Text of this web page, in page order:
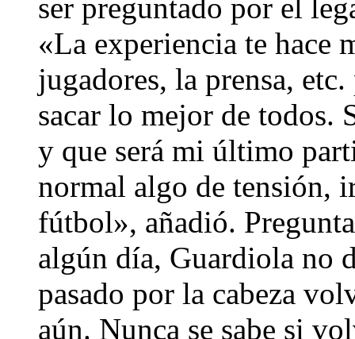
ser preguntado por el
«La experiencia te hace
jugadores, la prensa,
sacar lo mejor de todos.
y que será mi último
normal algo de tensión,
fútbol», añadió.
algún día, Guardiola no
pasado por la cabeza
aún. Nunca se sabe si